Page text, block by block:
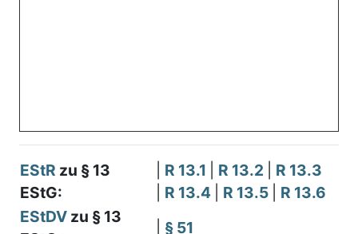
EStR zu § 13
EStG:
R 13.1 R 13.2
R 13.3
R 13.4 R 13.5
R 13.6
EStDV zu § 13
§ 51